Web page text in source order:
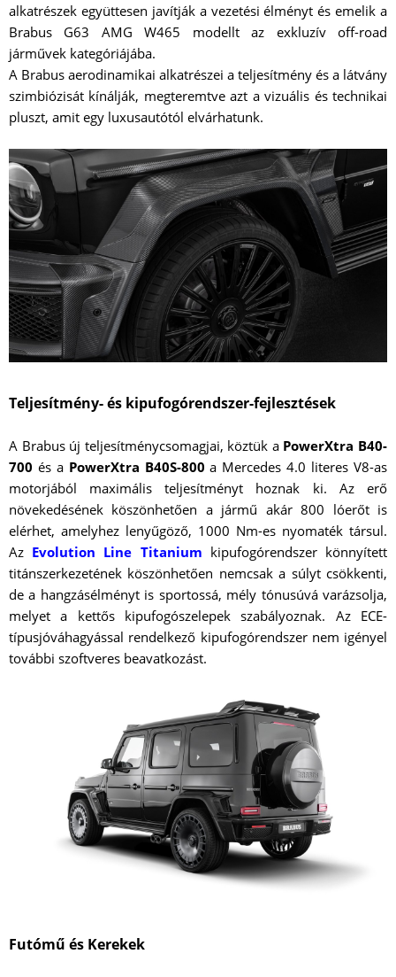
alkatrészek együttesen javítják a vezetési élményt és emelik a
Brabus G63 AMG W465 modellt az exkluzív off-road
járművek kategóriájába.
A Brabus aerodinamikai alkatrészei a teljesítmény és a látvány
szimbiózisát kínálják, megteremtve azt a vizuális és technikai
pluszt, amit egy luxusautótól elvárhatunk.
Teljesítmény- és kipufogórendszer-fejlesztések
A Brabus új teljesítménycsomagjai, köztük a PowerXtra B40-
700 és a PowerXtra B40S-800 a Mercedes 4.0 literes V8-as
motorjából maximális teljesítményt hoznak ki. Az erő
növekedésének köszönhetően a jármű akár 800 lóerőt is
elérhet, amelyhez lenyűgöző, 1000 Nm-es nyomaték társul.
Az Evolution Line Titanium kipufogórendszer könnyített
titánszerkezetének köszönhetően nemcsak a súlyt csökkenti,
de a hangzásélményt is sportossá, mély tónusúvá varázsolja,
melyet a kettős kipufogószelepek szabályoznak. Az ECE-
típusjóváhagyással rendelkező kipufogórendszer nem igényel
további szoftveres beavatkozást.
Futómű és Kerekek